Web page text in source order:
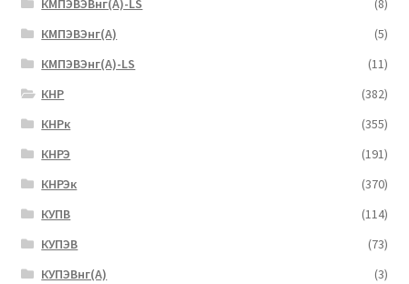
КМПЭВЭВнг(А)-LS
(8)
КМПЭВЭнг(А)
(5)
КМПЭВЭнг(А)-LS
(11)
КНР
(382)
КНРк
(355)
КНРЭ
(191)
КНРЭк
(370)
КУПВ
(114)
КУПЭВ
(73)
КУПЭВнг(А)
(3)